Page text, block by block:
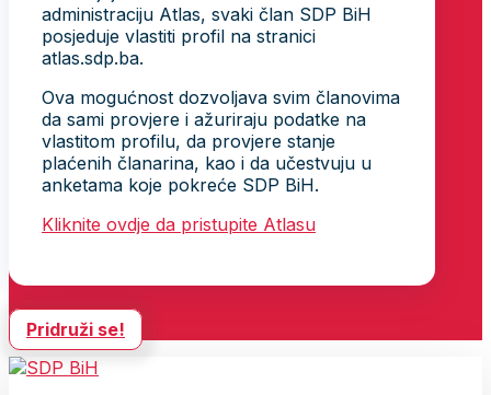
administraciju Atlas, svaki član SDP BiH
posjeduje vlastiti profil na stranici
atlas.sdp.ba.
Ova mogućnost dozvoljava svim članovima
da sami provjere i ažuriraju podatke na
vlastitom profilu, da provjere stanje
plaćenih članarina, kao i da učestvuju u
anketama koje pokreće SDP BiH.
Kliknite ovdje da pristupite Atlasu
Pridruži se!